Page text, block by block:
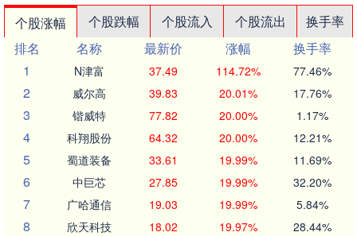
个股涨幅 个股跌幅 个股流入 个股流出
换手率
排名
名称 最新价 涨幅
换手率
1
N津富 37.49 114.72% 77.46%
2 威尔高 39.83 20.01% 17.76%
3 锴威特 77.82 20.00% 1.17%
4 科翔股份 64.32 20.00% 12.21%
5 蜀道装备 33.61 19.99% 11.69%
6 中巨芯 27.85 19.99% 32.20%
7 广哈通信 19.03 19.99% 5.84%
8 欣天科技 18.02 19.97% 28.44%